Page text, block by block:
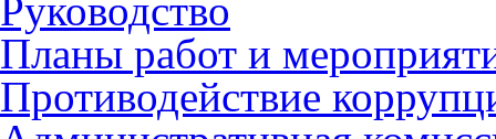
Руководство
Планы работ и
Противодействие